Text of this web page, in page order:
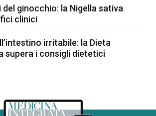
ginocchio: la Nigella sativa
clinici
irritabile: la Dieta
supera i consigli dietetici